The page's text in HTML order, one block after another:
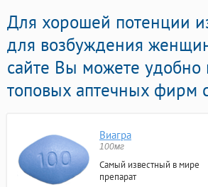
Для хорошей потенции
для возбуждения
сайте Вы можете удобно
топовых аптечных фирм
Виагра
100мг
Самый известный в мире
препарат